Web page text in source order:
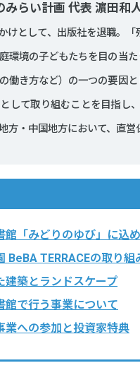
みらい計画 代表 濵田和
けとして、出版社を退職。
環境の子どもたちを目の当
働き方など）の一つの要因
して取り組むことを目指し
方・中国地方において、直
館「みどりのゆび」に込
BeBA TERRACEの取り組
建築とランドスケープ
館で行う事業について
業への参加と投資家特典